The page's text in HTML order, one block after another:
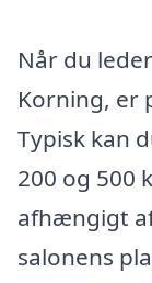
Når du
Korning, er
Typisk kan
200 og 500
afhængigt
salonens